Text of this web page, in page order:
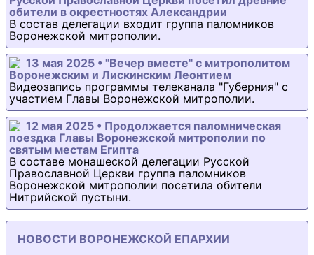
обители в окрестностях Александрии
В состав делегации входит группа паломников
Воронежской митрополии.
13 мая 2025 • "Вечер вместе" с митрополитом
Воронежским и Лискинским Леонтием
Видеозапись программы телеканала "Губерния" с
участием Главы Воронежской митрополии.
12 мая 2025 • Продолжается паломническая
поездка Главы Воронежской митрополии по
святым местам Египта
В составе монашеской делегации Русской
Православной Церкви группа паломников
Воронежской митрополии посетила обители
Нитрийской пустыни.
НОВОСТИ ВОРОНЕЖСКОЙ ЕПАРХИИ